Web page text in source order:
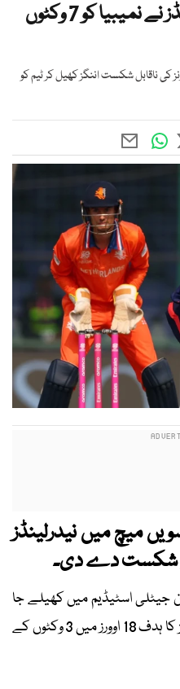
ٹی ٹوئنٹی ورلڈکپ: نیدرلینڈز نے نمیبیا کو 7 وکٹوں
کی جانب سے باس ڈی لیڈ نے 72 رنز کی ناقابل شکست اننگز کھیل کر ٹیم کو
میچ میں نیدرلینڈز
اسٹیڈیم میں کھیلے جا
رہے میچ میں نیدرلینڈز نے 157 رنز کا ہدف 18 اوورز میں 3 وکٹوں کے